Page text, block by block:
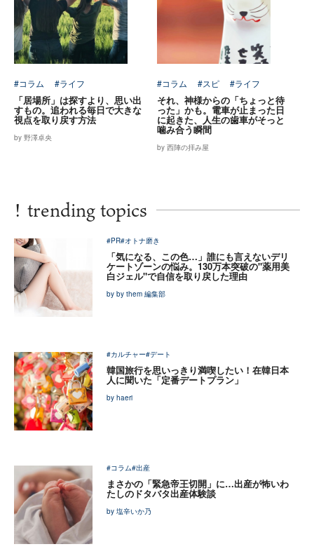
#コラム #ライフ
「居場所」は探すより、思い出
すもの。追われる毎日で大きな
視点を取り戻す方法
by 野澤卓央
#コラム #スピ #ライフ
それ、神様からの「ちょっと待
った」かも。電車が止まった日
に起きた、人生の歯車がそっと
噛み合う瞬間
by 西陣の拝み屋
! trending topics
#PR#オトナ磨き
「気になる、この色…」誰にも言えないデリ
ケートゾーンの悩み。130万本突破の"薬用美
白ジェル"で自信を取り戻した理由
by by them 編集部
#カルチャー#デート
韓国旅行を思いっきり満喫したい！在韓日本
人に聞いた「定番デートプラン」
by haeri
#コラム#出産
まさかの「緊急帝王切開」に…出産が怖いわ
たしのドタバタ出産体験談
by 塩辛いか乃